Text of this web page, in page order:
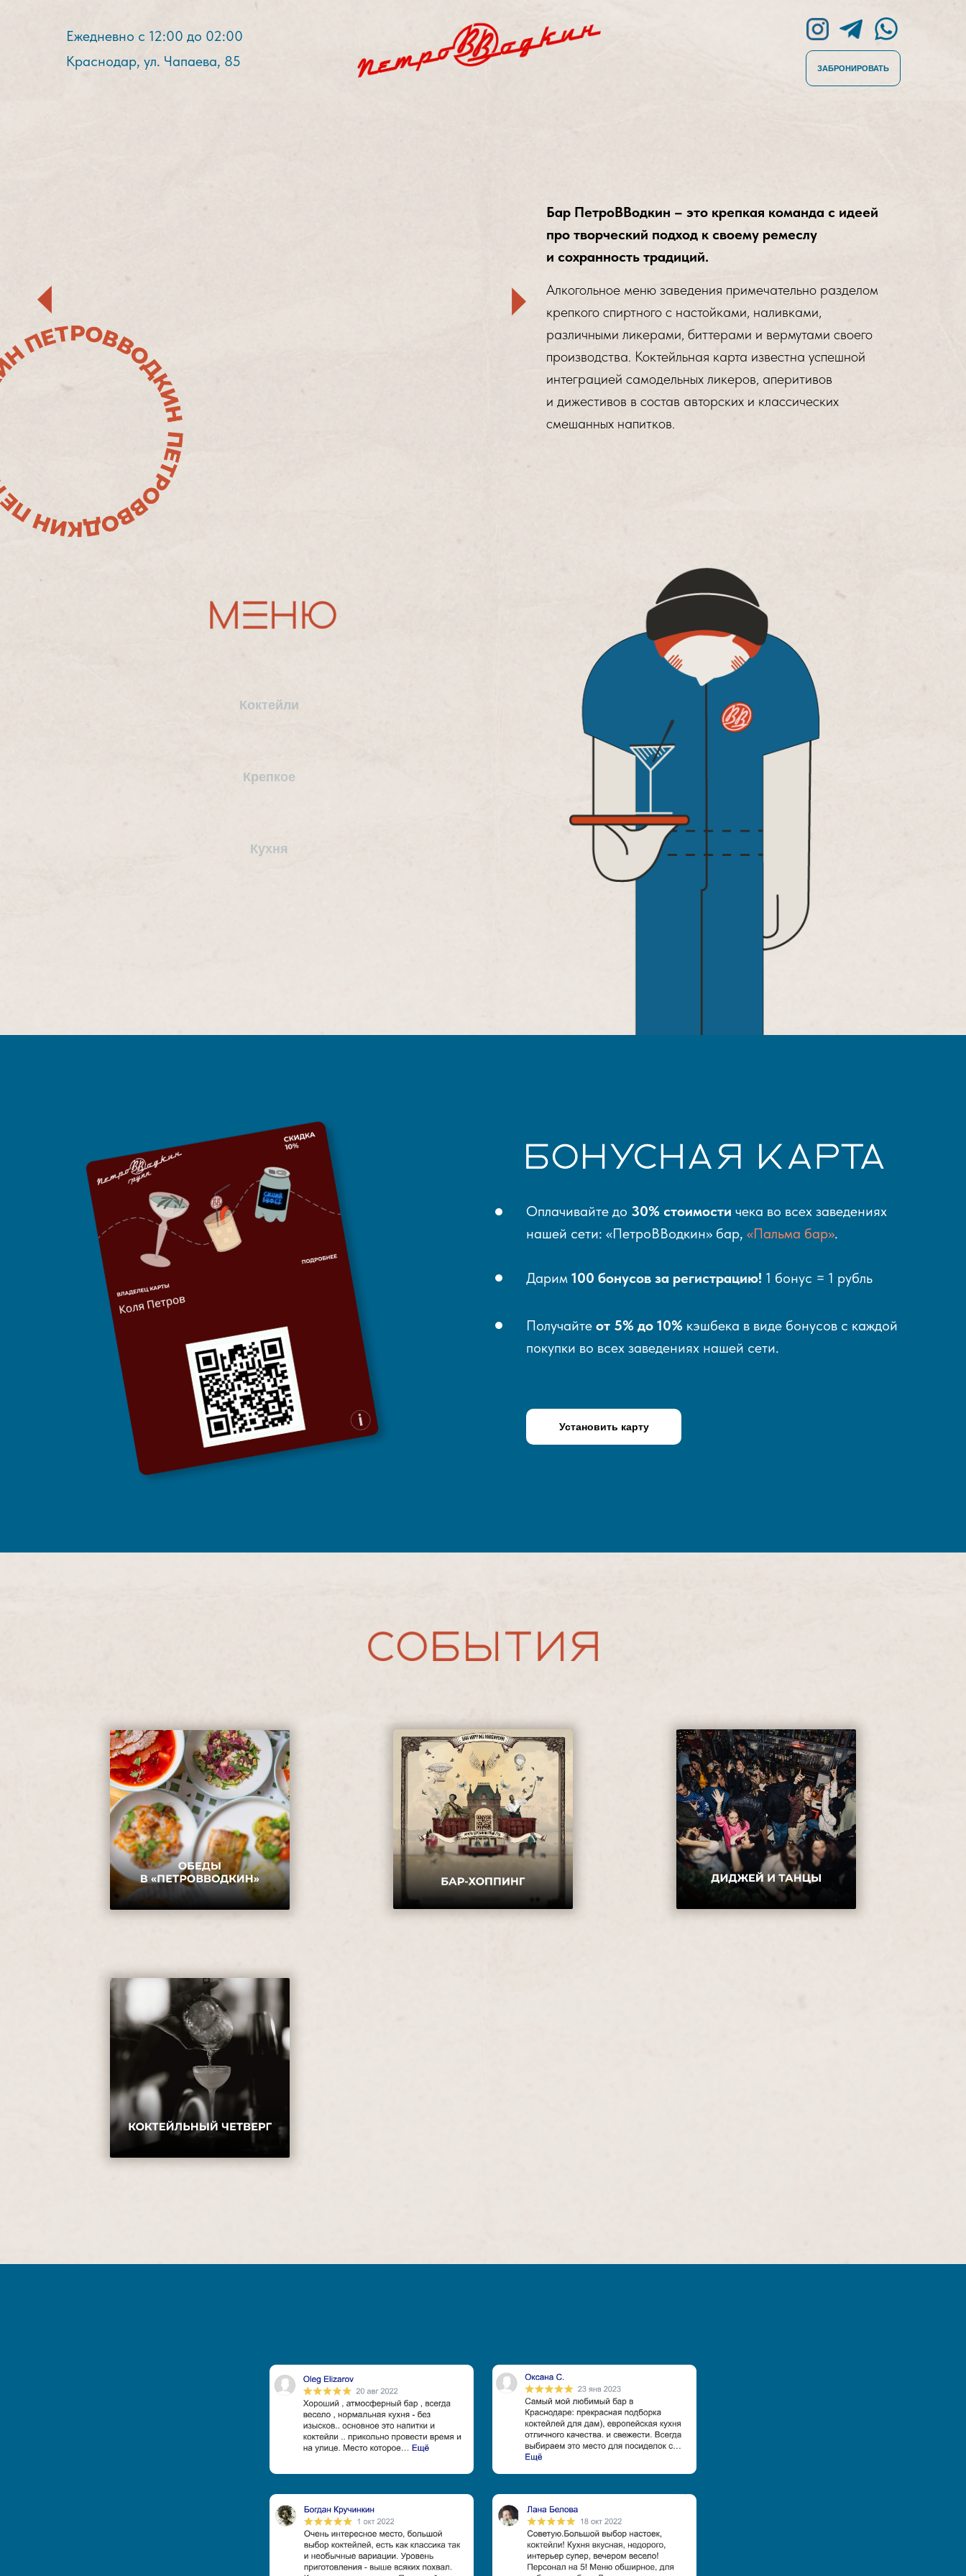
ЗАБРОНИРОВАТЬ
Ежедневно с 12:00 до 02:00
Краснодар, ул. Чапаева, 85
Бар ПетроВВодкин – это крепкая команда с идеей
про творческий подход к своему ремеслу
и сохранность традиций.
Алкогольное меню заведения примечательно разделом
крепкого спиртного с настойками, наливками,
различными ликерами, биттерами и вермутами своего
производства. Коктейльная карта известна успешной
интеграцией самодельных ликеров, аперитивов
и дижестивов в состав авторских и классических
смешанных напитков.
Коктейли
Крепкое
Кухня
Установить карту
Оплачивайте до 30% стоимости чека во всех заведениях
нашей сети: «ПетроВВодкин» бар, «Пальма бар».
Получайте от 5% до 10% кэшбека в виде бонусов с каждой
покупки во всех заведениях нашей сети.
Дарим 100 бонусов за регистрацию! 1 бонус = 1 рубль